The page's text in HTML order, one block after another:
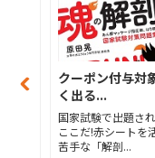
よ
クーポン付与対
く出る...
国家試験で出題さ
ここだ!赤シートを
苦手な「解剖...